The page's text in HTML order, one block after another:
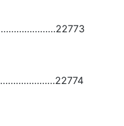
…………………22773
…………………22774